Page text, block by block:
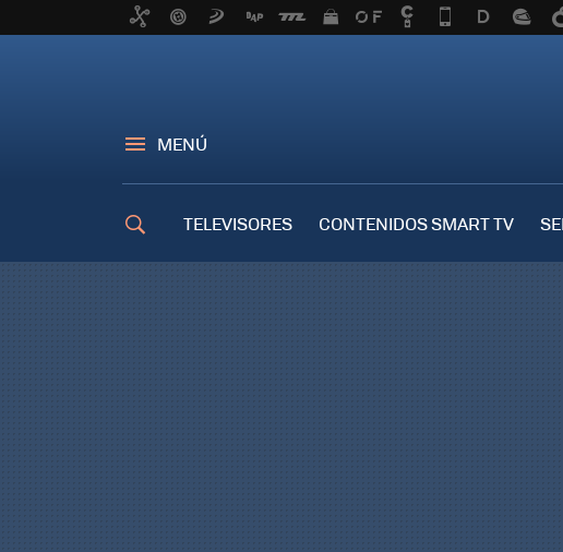
MENÚ
TELEVISORES CONTENIDOS SMART TV